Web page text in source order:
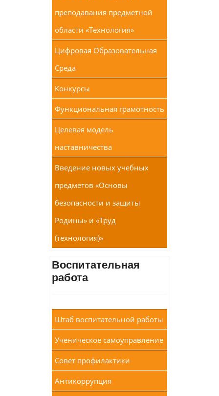
преподавания предметной
области «Технология»
Цифровая Образовательная
Среда
Конкурсы
Функциональная грамотность
Целевая модель
наставничества
Введение новых учебных
предметов «Основы
безопасности и защиты
Родины» и «Труд
(технология)»
Воспитательная
работа
Штаб воспитательной работы
Ученическое самоуправление
Совет профилактики
Антикоррупция